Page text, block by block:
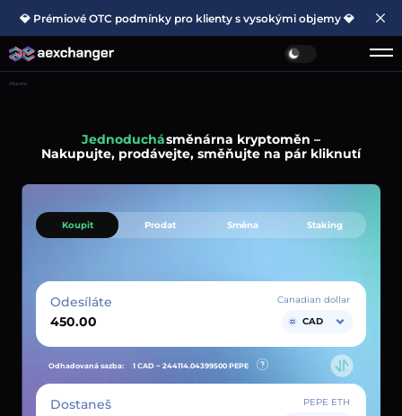
💎 Prémiové OTC podmínky pro klienty s vysokými objemy 💎
Hlavní
Jednoduchásměnárna kryptoměn –
Nakupujte, prodávejte, směňujte na pár kliknutí
Koupit Prodat Směna Staking
Odesíláte
Canadian dollar
CAD
Odhadovaná sazba: 1 CAD ~ 244114.04399500 PEPE
Dostaneš
PEPE ETH